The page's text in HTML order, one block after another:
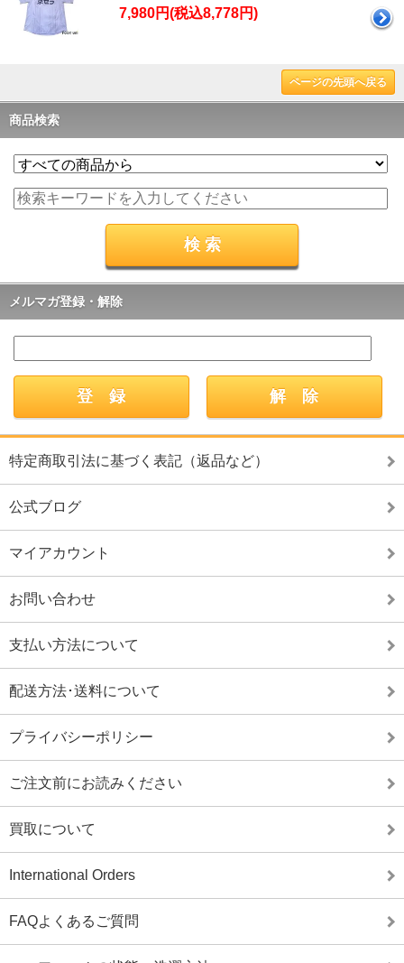
7,980円(税込8,778円)
ページの先頭へ戻る
商品検索
メルマガ登録・解除
特定商取引法に基づく表記（返品など）
公式ブログ
マイアカウント
お問い合わせ
支払い方法について
配送方法･送料について
プライバシーポリシー
ご注文前にお読みください
買取について
International Orders
FAQよくあるご質問